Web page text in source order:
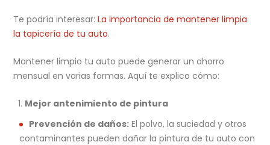
Te podría interesar:La importancia de mantener limpia
la tapicería de tu auto.
Mantener limpio tu auto puede generar un ahorro
mensual en varias formas. Aquí te explico cómo:
Mejor antenimiento de pintura
Prevención de daños: El polvo, la suciedad y otros
contaminantes pueden dañar la pintura de tu auto con